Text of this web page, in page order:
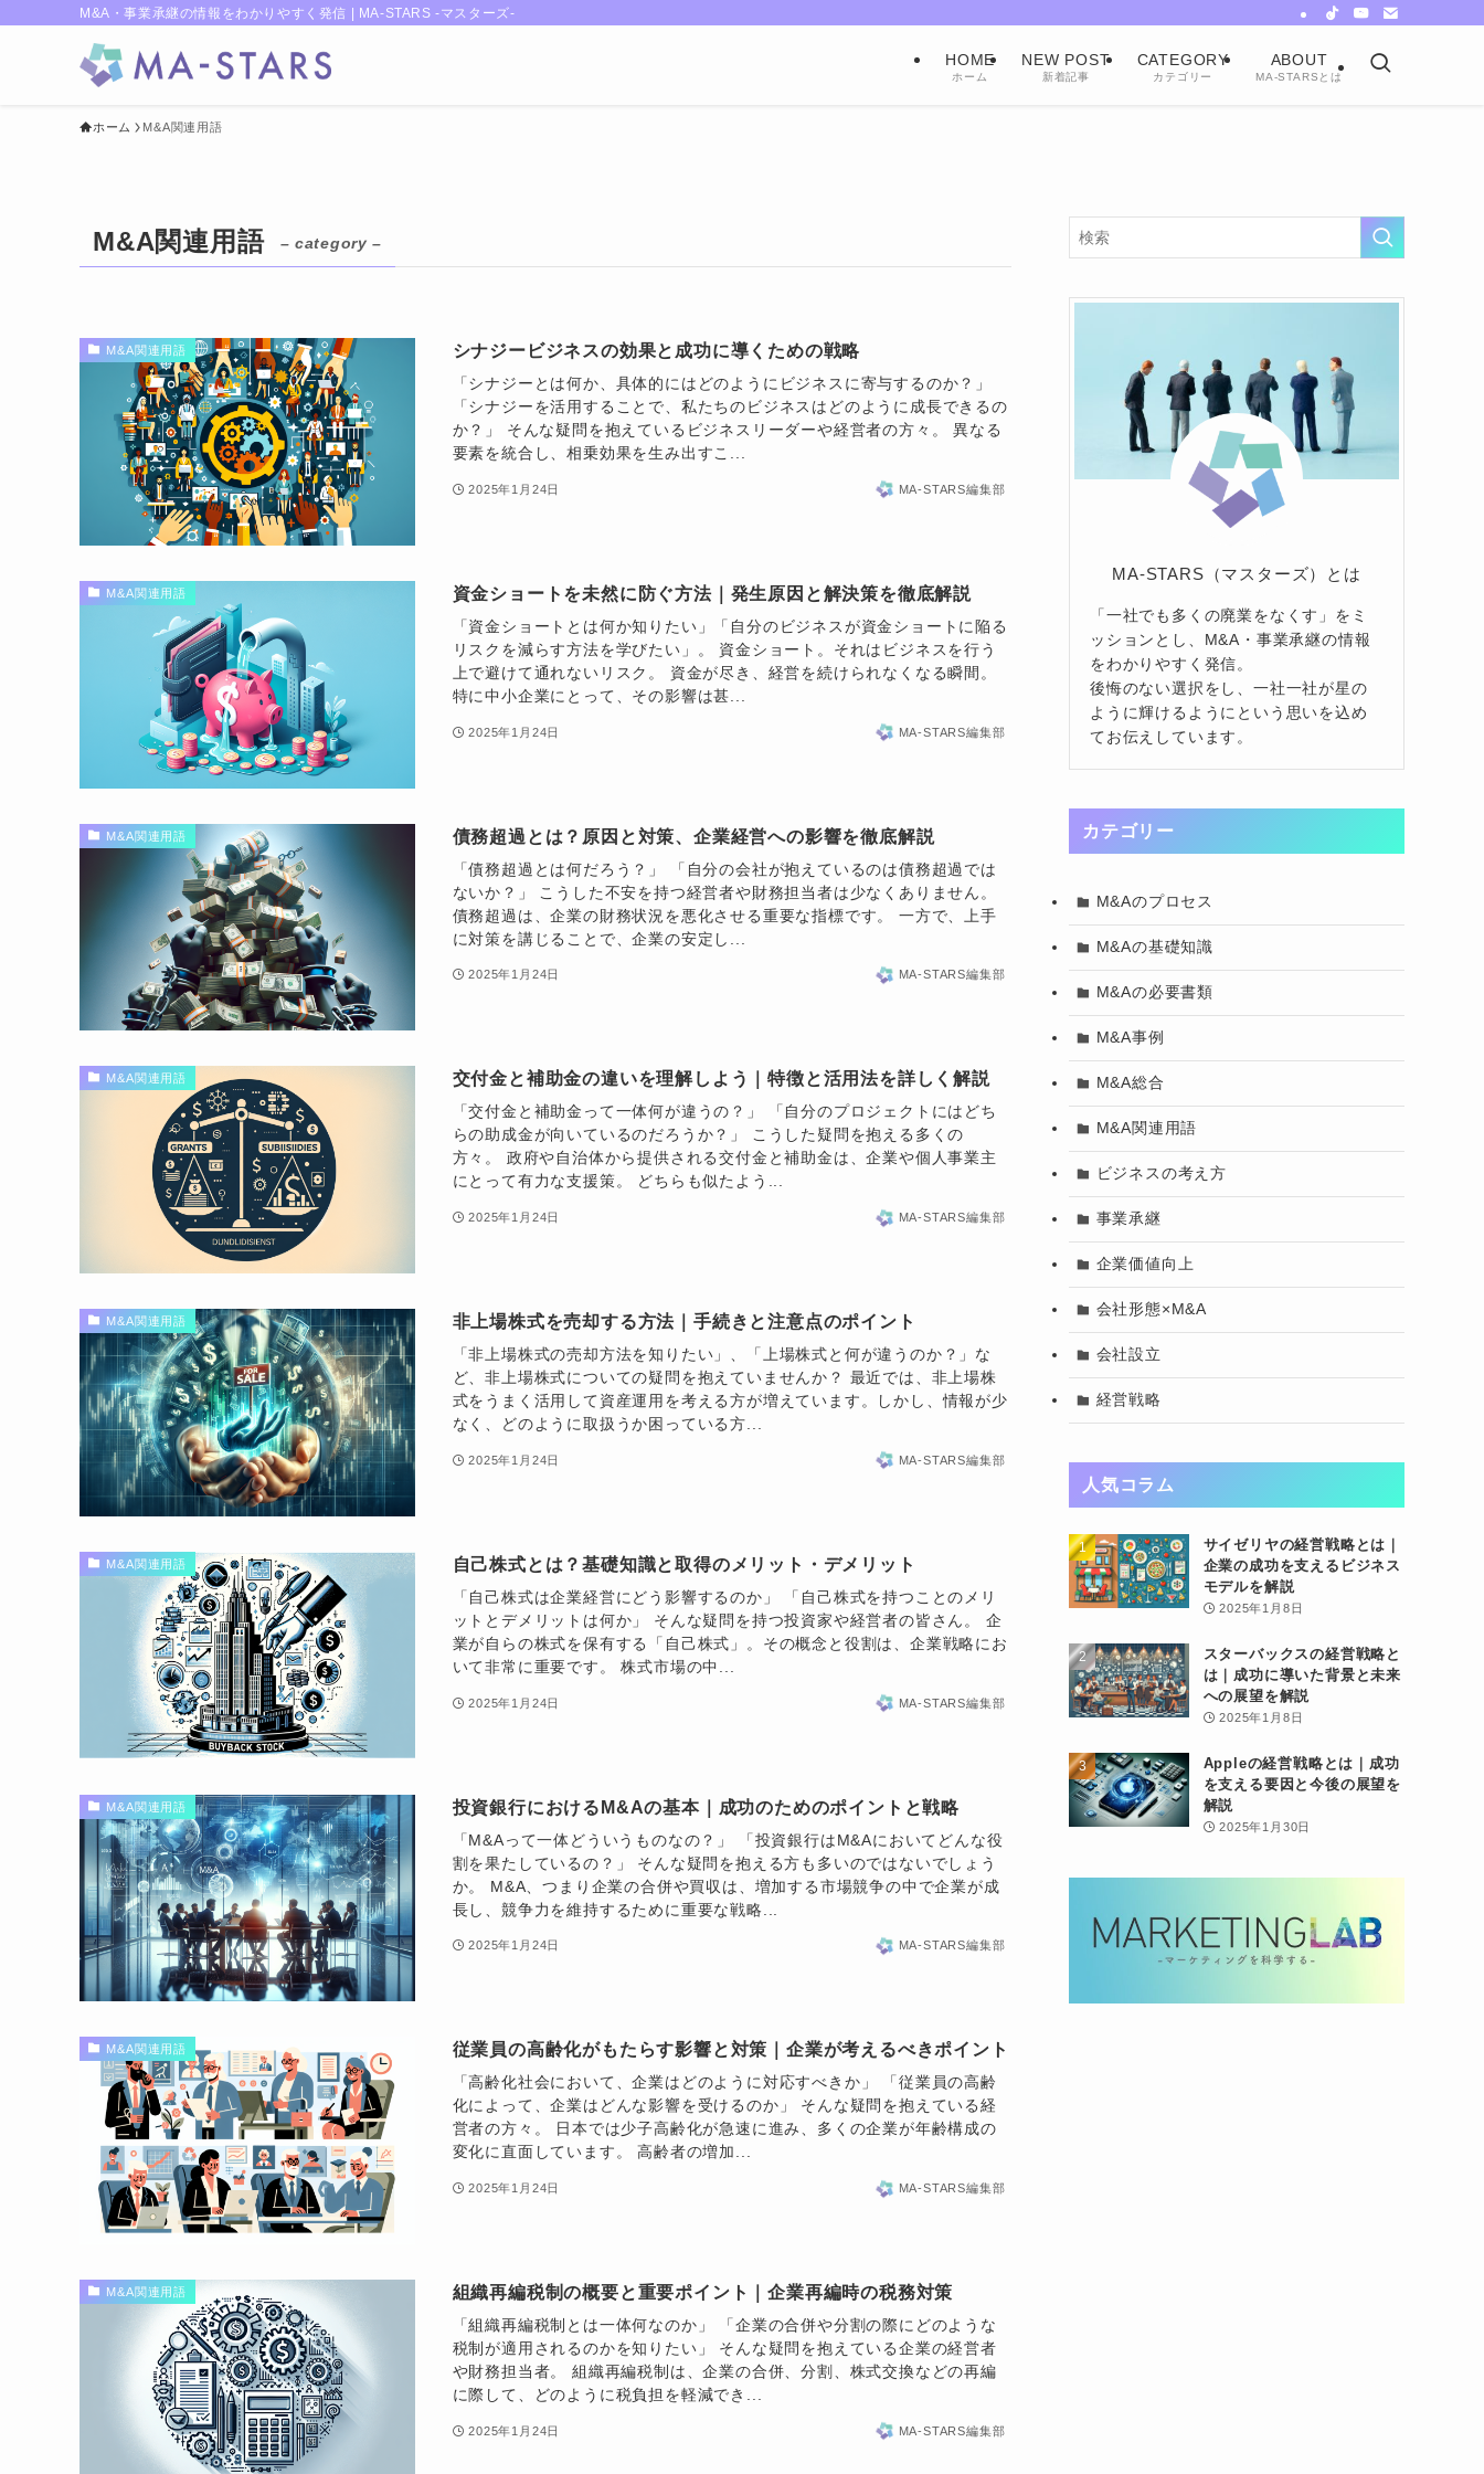
M&A・事業承継の情報をわかりやすく発信 | MA-STARS -マスターズ-
HOME
ホーム
NEW POST
新着記事
CATEGORY
カテゴリー
ABOUT
MA-STARSとは
ホーム M&A関連用語
M&A関連用語 – category –
M&A関連用語 シナジービジネスの効果と成功に導くための戦略
「シナジーとは何か、具体的にはどのようにビジネスに寄与するのか？」
「シナジーを活用することで、私たちのビジネスはどのように成長できるの
か？」 そんな疑問を抱えているビジネスリーダーや経営者の方々。 異なる
要素を統合し、相乗効果を生み出すこ...
2025年1月24日 MA-STARS編集部
M&A関連用語 資金ショートを未然に防ぐ方法｜発生原因と解決策を徹底解説
「資金ショートとは何か知りたい」「自分のビジネスが資金ショートに陥る
リスクを減らす方法を学びたい」。 資金ショート。それはビジネスを行う
上で避けて通れないリスク。 資金が尽き、経営を続けられなくなる瞬間。
特に中小企業にとって、その影響は甚...
2025年1月24日 MA-STARS編集部
M&A関連用語 債務超過とは？原因と対策、企業経営への影響を徹底解説
「債務超過とは何だろう？」 「自分の会社が抱えているのは債務超過では
ないか？」 こうした不安を持つ経営者や財務担当者は少なくありません。
債務超過は、企業の財務状況を悪化させる重要な指標です。 一方で、上手
に対策を講じることで、企業の安定し...
2025年1月24日 MA-STARS編集部
M&A関連用語 交付金と補助金の違いを理解しよう｜特徴と活用法を詳しく解説
「交付金と補助金って一体何が違うの？」 「自分のプロジェクトにはどち
らの助成金が向いているのだろうか？」 こうした疑問を抱える多くの
方々。 政府や自治体から提供される交付金と補助金は、企業や個人事業主
にとって有力な支援策。 どちらも似たよう...
2025年1月24日 MA-STARS編集部
M&A関連用語 非上場株式を売却する方法｜手続きと注意点のポイント
「非上場株式の売却方法を知りたい」、「上場株式と何が違うのか？」な
ど、非上場株式についての疑問を抱えていませんか？ 最近では、非上場株
式をうまく活用して資産運用を考える方が増えています。しかし、情報が少
なく、どのように取扱うか困っている方...
2025年1月24日 MA-STARS編集部
M&A関連用語 自己株式とは？基礎知識と取得のメリット・デメリット
「自己株式は企業経営にどう影響するのか」 「自己株式を持つことのメリ
ットとデメリットは何か」 そんな疑問を持つ投資家や経営者の皆さん。 企
業が自らの株式を保有する「自己株式」。その概念と役割は、企業戦略にお
いて非常に重要です。 株式市場の中...
2025年1月24日 MA-STARS編集部
M&A関連用語 投資銀行におけるM&Aの基本｜成功のためのポイントと戦略
「M&Aって一体どういうものなの？」 「投資銀行はM&Aにおいてどんな役
割を果たしているの？」 そんな疑問を抱える方も多いのではないでしょう
か。 M&A、つまり企業の合併や買収は、増加する市場競争の中で企業が成
長し、競争力を維持するために重要な戦略...
2025年1月24日 MA-STARS編集部
M&A関連用語 従業員の高齢化がもたらす影響と対策｜企業が考えるべきポイント
「高齢化社会において、企業はどのように対応すべきか」 「従業員の高齢
化によって、企業はどんな影響を受けるのか」 そんな疑問を抱えている経
営者の方々。 日本では少子高齢化が急速に進み、多くの企業が年齢構成の
変化に直面しています。 高齢者の増加...
2025年1月24日 MA-STARS編集部
M&A関連用語 組織再編税制の概要と重要ポイント｜企業再編時の税務対策
「組織再編税制とは一体何なのか」 「企業の合併や分割の際にどのような
税制が適用されるのかを知りたい」 そんな疑問を抱えている企業の経営者
や財務担当者。 組織再編税制は、企業の合併、分割、株式交換などの再編
に際して、どのように税負担を軽減でき...
2025年1月24日 MA-STARS編集部
MA-STARS（マスターズ）とは
「一社でも多くの廃業をなくす」をミ
ッションとし、M&A・事業承継の情報
をわかりやすく発信。
後悔のない選択をし、一社一社が星の
ように輝けるようにという思いを込め
てお伝えしています。
カテゴリー
M&Aのプロセス
M&Aの基礎知識
M&Aの必要書類
M&A事例
M&A総合
M&A関連用語
ビジネスの考え方
事業承継
企業価値向上
会社形態×M&A
会社設立
経営戦略
人気コラム
サイゼリヤの経営戦略とは｜
企業の成功を支えるビジネス
モデルを解説
2025年1月8日
スターバックスの経営戦略と
は｜成功に導いた背景と未来
への展望を解説
2025年1月8日
Appleの経営戦略とは｜成功
を支える要因と今後の展望を
解説
2025年1月30日